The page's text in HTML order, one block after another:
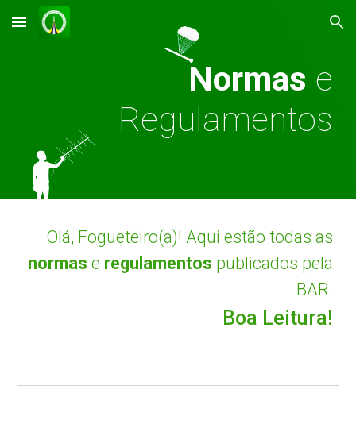
Skip to main content Skip to navigation
Normas e
Regulamentos
Olá, Fogueteiro(a)! Aqui estão todas as
normas e regulamentos publicados pela
BAR.
Boa Leitura!